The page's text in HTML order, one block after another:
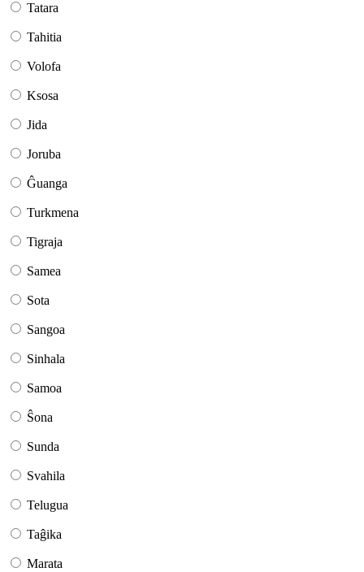
Tatara
Tahitia
Volofa
Ksosa
Jida
Joruba
Ĝuanga
Turkmena
Tigraja
Samea
Sota
Sangoa
Sinhala
Samoa
Ŝona
Sunda
Svahila
Telugua
Taĝika
Marata